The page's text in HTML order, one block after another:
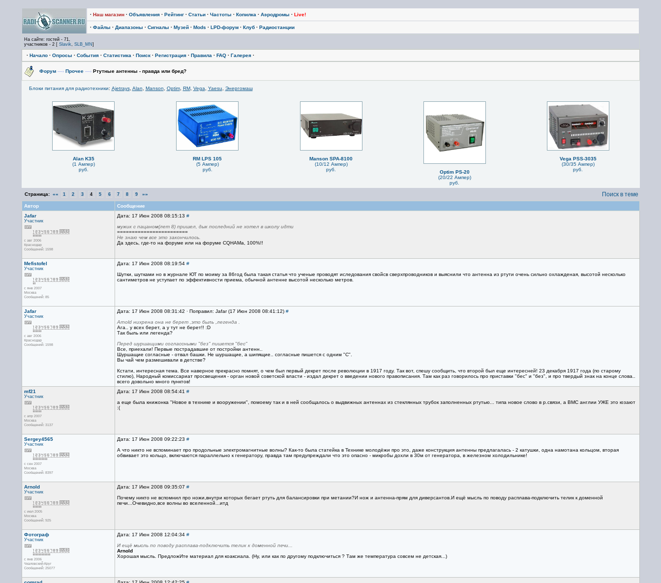
· Наш магазин· Объявления· Рейтинг· Статьи· Частоты · Копилка · Аэродромы · Live!
· Файлы · Диапазоны · Сигналы · Музей· Mods · LPD-форум· Клуб· Радиостанции
На сайте: гостей - 71,
участников - 2 [ Slavik, SLB_MN ]
· Начало· Опросы · События· Статистика · Поиск· Регистрация· Правила · FAQ· Галерея·
Форум —› Прочее —›Ртутные антенны - правда или бред?
Блоки питания для радиотехники: Ajetrays, Alan Manson Optim, RM, Vega Yaesu Энергомаш
Alan K35
(1 Ампер)
руб.
RM LPS 105
(5 Ампер)
руб.
Manson SPA-8100
(10/12 Ампер)
руб.
Optim PS-20
(20/22 Ампер)
руб.
Vega PSS-3035
(30/35 Ампер)
руб.
Страница: «« 1 2 3 4 5 6 7 8 9 »» Поиск в теме
Автор
Сообщение
Jafar
Участник
с авг 2006
Краснодар
Сообщений: 1598
Дата: 17 Июн 2008 08:15:13 #
мужик с пацаном(лет 8) пришел, дык последний не хотел в школу идти
========================
Не знаю чем все это закончилось.
Да здесь, где-то на форуме или на форуме CQHAMа, 100%!!
Mefistofel
Участник
с янв 2007
Москва
Сообщений: 85
Дата: 17 Июн 2008 08:19:54 #
Шутки, шутками но в журнале ЮТ по моиму за 86год была такая статья что ученые проводят иследования свойсв сверхпроводников и выяснили что антенна из ртути очень сильно охлажденая, высотой несколько
сантиметров не уступает по эффективности приема, обычной антенне высотой несколько метров.
Jafar
Участник
с авг 2006
Краснодар
Сообщений: 1598
Дата: 17 Июн 2008 08:31:42 · Поправил: Jafar (17 Июн 2008 08:41:12) #
Arnold нихрена она не берет ,это быль ,легенда .
Ага.. у всех берет, а у тут не берет!! :D
Так быль или легенда?
Перед шуршащими соглассными "без" пишется "бес"
Все, приехали! Первые пострадавшие от постройки антенн..
Шуршащие согласные - отвал башки. Не шуршащие, а шипящие.. согласные пишется с одним "С".
Вы чай чем размешивали в детстве?
Кстати, интересная тема. Все наверное прекрасно помнят, о чем был первый декрет после революции в 1917 году. Так вот, спешу сообщить, что второй был еще интересней! 23 декабря 1917 года (по старому
стилю), Народный комиссариат просвещения - орган новой советской власти - издал декрет о введении нового правописания. Там как раз говорилось про приставки "бес" и "без", и про твердый знак на конце слова..
всего довольно много пунктов!
mf21
Участник
с апр 2007
Москва
Сообщений: 3137
Дата: 17 Июн 2008 08:54:41 #
а еще была книжонка "Новое в технике и вооружении", помоему так и в ней сообщалось о выдвижных антеннах из стеклянных трубок заполненных ртутью... типа новое слово в р.связи, а ВМС англии УЖЕ это юзают
:(
Sergey4565
Участник
с сен 2007
Москва
Сообщений: 8397
Дата: 17 Июн 2008 09:22:23 #
А что никто не вспоминает про продольные электромагнитные волны? Как-то была статейка в Технике молодёжи про это, даже конструкция антенны предлагалась - 2 катушки, одна намотана кольцом, вторая
обвивает это кольцо, включаются параллельно к генератору, правда там предупреждали что это опасно - микробы дохли в 30м от генератора, в железном холодильнике!
Arnold
Участник
с июл 2005
Москва
Сообщений: 925
Дата: 17 Июн 2008 09:35:07 #
Почему никто не вспомнил про ножи,внутри которых бегает ртуть для балансировки при метании?И нож и антенна-прям для диверсантов.И ещё мысль по поводу расплава-подключить телик к доменной
печи...Очевидно,все волны во вселенной...итд
Фотограф
Участник
с янв 2006
Чкаловский-Круг
Сообщений: 25077
Дата: 17 Июн 2008 12:04:34 #
И ещё мысль по поводу расплава-подключить телик к доменной печи...
Arnold
Хорошая мысль. ПредложИте материал для коаксиала. (Ну, или как по другому подключиться ? Там же температура совсем не детская...)